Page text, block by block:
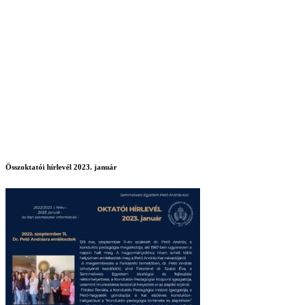
Összoktatói hírlevél 2023. január